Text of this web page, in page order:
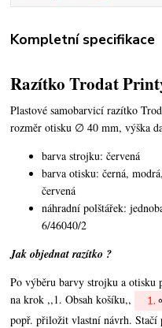
Kompletní specifikace
Razítko Trodat
Plastové samobarvicí razítko
rozměr otisku ∅ 40 mm, výška
barva strojku: červená
barva otisku: černá,
červená
náhradní polštářek:
6/46040/2
Jak objednat razítko ?
Po výběru barvy strojku a otisku
na krok ,,1. Obsah košíku,,
popř. přiložit vlastní návrh. Stačí